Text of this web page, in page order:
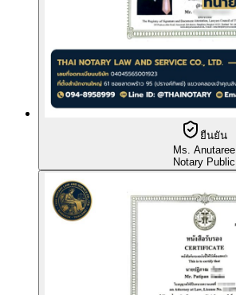
ยืนยัน
Ms. Anutaree
Notary Public